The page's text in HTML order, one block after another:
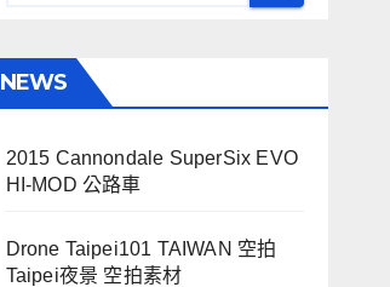
NEWS
2015 Cannondale SuperSix EVO
HI-MOD 公路車
Drone Taipei101 TAIWAN 空拍
Taipei夜景 空拍素材